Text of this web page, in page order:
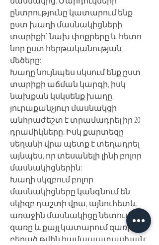
ընտրությունը կատարում ենք
ըստ խաղի մասնակիցների
տարիքի՝ նախ փոքրերը և հետո
նոր ըստ հերթականության
մեծերը:
Խաղը նույնպես սկսում ենք ըստ
տարիքի աճման կարգի, իսկ
նախքան կսկսենք խաղը,
յուրաքանչյուր մասնակցի
անհրաժեշտ է տրամադրել իր 20
դրամիկները: Իսկ քարտեզը
սեղանի վրա պետք է տեղադրել
այնպես, որ տեսանելի լինի բոլոր
մասնակիցներին:
Խաղի սկզբում բոլոր
մասնակիցները կանգնում են
սկիզբ դաշտի վրա, այնուհետև
առաջին մասնակիցը նետում է
զառը և քայլ կատարում զառի
բերած թվին համապատասխան: